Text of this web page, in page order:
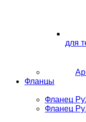
для
Фланцы
Фланец
Фланец